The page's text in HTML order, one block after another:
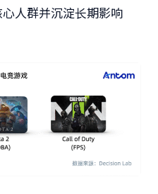
人群并沉淀长期影响